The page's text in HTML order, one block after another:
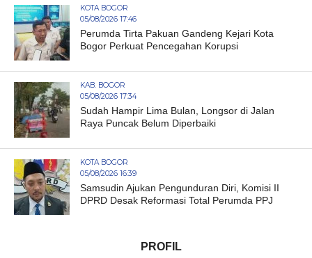
KOTA BOGOR
05/08/2026 17:46
Perumda Tirta Pakuan Gandeng Kejari Kota
Bogor Perkuat Pencegahan Korupsi
KAB. BOGOR
05/08/2026 17:34
Sudah Hampir Lima Bulan, Longsor di Jalan
Raya Puncak Belum Diperbaiki
KOTA BOGOR
05/08/2026 16:39
Samsudin Ajukan Pengunduran Diri, Komisi II
DPRD Desak Reformasi Total Perumda PPJ
PROFIL